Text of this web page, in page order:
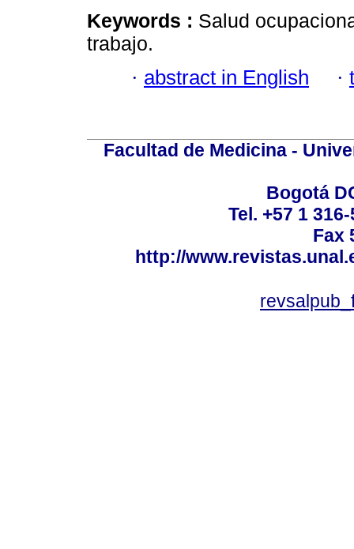
Keywords : Salud
trabajo.
· abstract in English ·
Facultad de Medicina -
Bogotá
Tel. +57 1
Fax
http://